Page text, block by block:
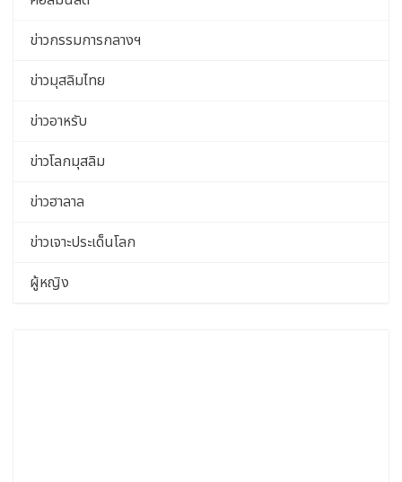
ข่าวกรรมการกลางฯ
ข่าวมุสลิมไทย
ข่าวอาหรับ
ข่าวโลกมุสลิม
ข่าวฮาลาล
ข่าวเจาะประเด็นโลก
ผู้หญิง